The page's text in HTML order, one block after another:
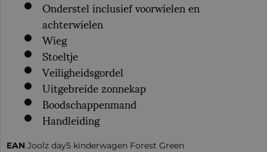
Onderstel inclusief voorwielen en
achterwielen
Wieg
Stoeltje
Veiligheidsgordel
Uitgebreide zonnekap
Boodschappenmand
Handleiding
EAN Joolz day5 kinderwagen Forest Green